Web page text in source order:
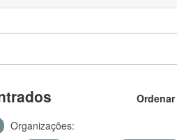
Organizações: